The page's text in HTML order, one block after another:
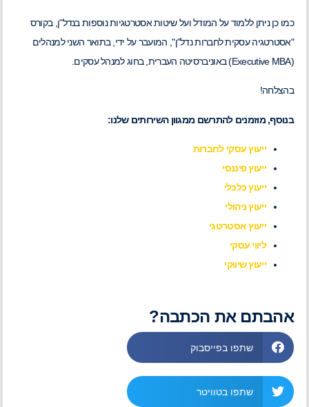
כמו כן ניתן ללמוד על המודל ועל שיטות אסטרטגיות נוספות בנדל"ן, בקורס
"אסטרטגיה עסקית לחברות נדל"ן", המועבר על ידי, בתואר השני למנהלים
(Executive MBA) באוניברסיטה העברית, בחוג למנהל עסקים.
בהצלחה!
בנוסף, מוזמנים להתרשם ממגוון השירותים שלנו:
ייעוץ עסקי לחברות
ייעוץ פיננסי
ייעוץ כלכלי
ייעוץ ניהולי
ייעוץ אסטרטגי
ליווי עסקי
ייעוץ שיווקי
אהבתם את הכתבה?
שתפו בפייסבוק
שתפו בטוויטר